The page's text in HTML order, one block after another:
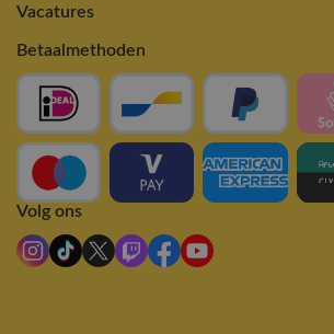
Vacatures
Betaalmethoden
Volg ons